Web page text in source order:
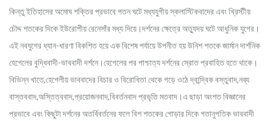
কিন্তু ইতিহাসের অমোঘ শক্তির প্রভাবে পতন ঘটে মধ্যযুগীয় স্কলাস্টিকবাদের এবং খ্রিস্টীয়
চৌদ্দ শতকের দিকে ইউরোপীয় রেনেসাঁর মধ্য দিয়ে।দর্শনের ক্ষেত্রে অত্যুদয় ঘটে আধুনিক যুগের।
এই নবযুগের ধ্যান-ধারণা বিকশিত হয়ে এক বিশেষ পর্যায়ে উপনীত হয় উনিশ শতকে জার্মান দার্শনিক
হেগেলের বুদ্ধিবাদী-ভাববাদী দর্শনে।হেগেলের পর পাশ্চাত্য দর্শনের স্রোত প্রবাহিত হতে থাকে।
বিভিন্ন খাতে,হেগেলীয় ভাববাদের বিচার ও বিরোধিতা থেকে গড়ে ওঠে দ্বান্দ্বিক বস্তুবাদ,নব্য
বাস্তববাদ,অস্তিত্ববাদ,প্রয়োজনবাদ,বিবর্তনবাদ প্রভৃতি মতবাদ।এ ছাড়া অংশত বিজ্ঞানের
প্রভাবে এবং কিছুটা দর্শনের অতর্বিবর্তনের ফলে বিশ শতকের গোড়ার দিকে গতানুগতিক ভাববাদী